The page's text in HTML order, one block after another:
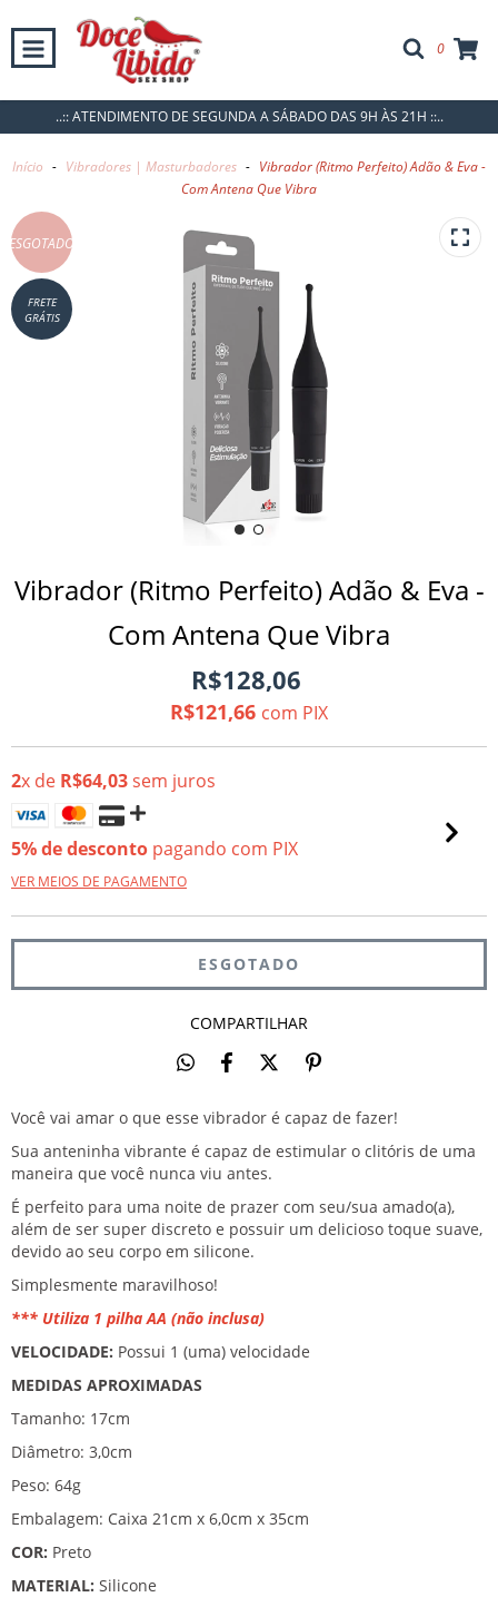
0
..:: ATENDIMENTO DE SEGUNDA A SÁBADO DAS 9H ÀS 21H ::..
Início - Vibradores | Masturbadores - Vibrador (Ritmo Perfeito) Adão & Eva -
Com Antena Que Vibra
ESGOTADO
FRETE
GRÁTIS
Vibrador (Ritmo Perfeito) Adão & Eva -
Com Antena Que Vibra
R$128,06
R$121,66 com PIX
2x de R$64,03sem juros
5% de desconto pagando com PIX
VER MEIOS DE PAGAMENTO
COMPARTILHAR
Você vai amar o que esse vibrador é capaz de fazer!
Sua anteninha vibrante é capaz de estimular o clitóris de uma
maneira que você nunca viu antes.
É perfeito para uma noite de prazer com seu/sua amado(a),
além de ser super discreto e possuir um delicioso toque suave,
devido ao seu corpo em silicone.
Simplesmente maravilhoso!
*** Utiliza 1 pilha AA (não inclusa)
VELOCIDADE: Possui 1 (uma) velocidade
MEDIDAS APROXIMADAS
Tamanho: 17cm
Diâmetro: 3,0cm
Peso: 64g
Embalagem: Caixa 21cm x 6,0cm x 35cm
COR: Preto
MATERIAL: Silicone